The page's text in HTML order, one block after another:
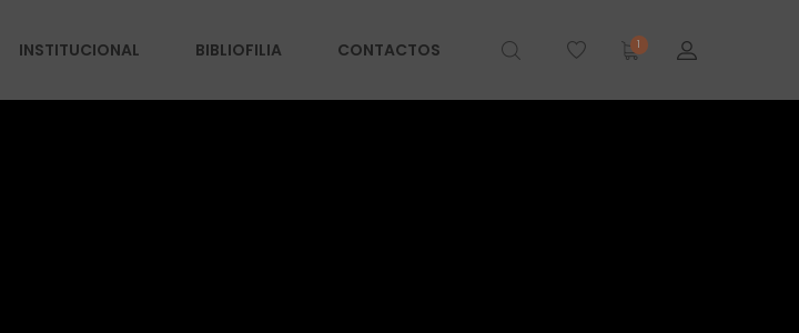
INSTITUCIONAL BIBLIOFILIA CONTACTOS 1